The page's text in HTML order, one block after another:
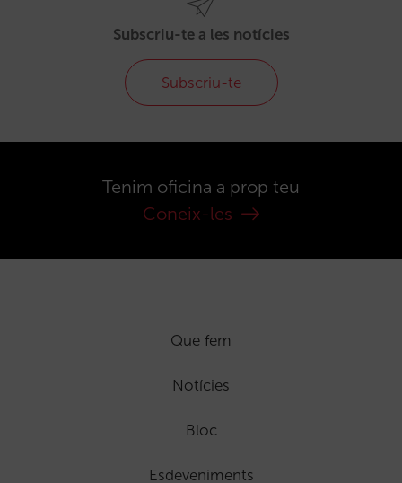
Subscriu-te a les notícies
Subscriu-te
Tenim oficina a prop teu
Coneix-les
Que fem
Notícies
Bloc
Esdeveniments